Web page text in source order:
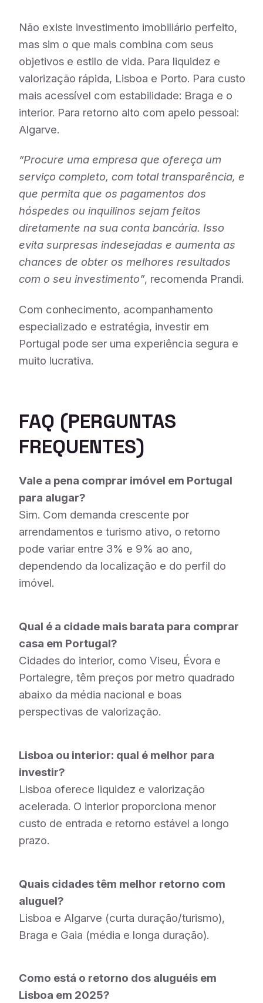
Não existe investimento imobiliário perfeito,
mas sim o que mais combina com seus
objetivos e estilo de vida. Para liquidez e
valorização rápida, Lisboa e Porto. Para custo
mais acessível com estabilidade: Braga e o
interior. Para retorno alto com apelo pessoal:
Algarve.
“Procure uma empresa que ofereça um
serviço completo, com total transparência, e
que permita que os pagamentos dos
hóspedes ou inquilinos sejam feitos
diretamente na sua conta bancária. Isso
evita surpresas indesejadas e aumenta as
chances de obter os melhores resultados
com o seu investimento”, recomenda Prandi.
Com conhecimento, acompanhamento
especializado e estratégia, investir em
Portugal pode ser uma experiência segura e
muito lucrativa.
FAQ (PERGUNTAS
FREQUENTES)
Vale a pena comprar imóvel em Portugal
para alugar?
Sim. Com demanda crescente por
arrendamentos e turismo ativo, o retorno
pode variar entre 3% e 9% ao ano,
dependendo da localização e do perfil do
imóvel.
Qual é a cidade mais barata para comprar
casa em Portugal?
Cidades do interior, como Viseu, Évora e
Portalegre, têm preços por metro quadrado
abaixo da média nacional e boas
perspectivas de valorização.
Lisboa ou interior: qual é melhor para
investir?
Lisboa oferece liquidez e valorização
acelerada. O interior proporciona menor
custo de entrada e retorno estável a longo
prazo.
Quais cidades têm melhor retorno com
aluguel?
Lisboa e Algarve (curta duração/turismo),
Braga e Gaia (média e longa duração).
Como está o retorno dos aluguéis em
Lisboa em 2025?